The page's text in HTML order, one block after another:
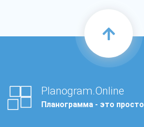
Planogram.Online
Планограмма - это просто